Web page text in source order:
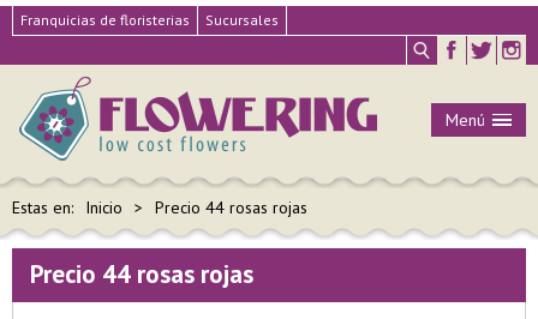
Franquicias de floristerias Sucursales
Menú
Estas en: Inicio Precio 44 rosas rojas
Precio 44 rosas rojas